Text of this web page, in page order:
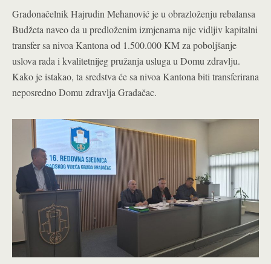
Gradonačelnik Hajrudin Mehanović je u obrazloženju rebalansa
Budžeta naveo da u predloženim izmjenama nije vidljiv kapitalni
transfer sa nivoa Kantona od 1.500.000 KM za poboljšanje
uslova rada i kvalitetnijeg pružanja usluga u Domu zdravlju.
Kako je istakao, ta sredstva će sa nivoa Kantona biti transferirana
neposredno Domu zdravlja Gradačac.